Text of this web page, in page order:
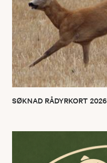
SØKNAD RÅDYRKORT 2026